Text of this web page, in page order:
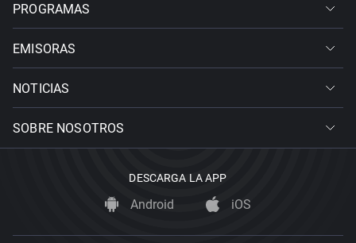
PROGRAMAS
EMISORAS
NOTICIAS
SOBRE NOSOTROS
DESCARGA LA APP
Android iOS